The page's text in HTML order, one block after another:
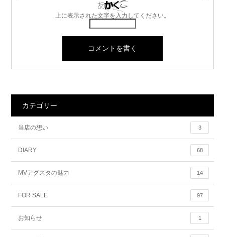
上に表示された文字を入力してください。
カテゴリー
当店の想い 3
DIARY 68
MVアグスタの魅力 14
FOR SALE 97
お知らせ 1